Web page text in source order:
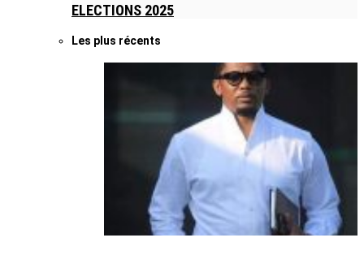
ELECTIONS 2025
Les plus récents